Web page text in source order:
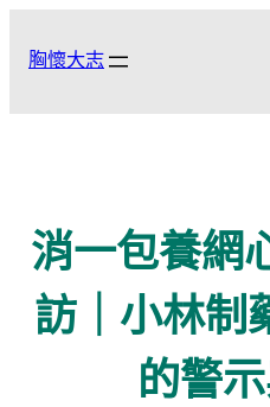
胸懷大志
消一包養網
訪｜小林制
的警